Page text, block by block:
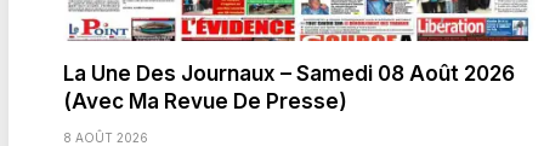
La Une Des Journaux – Samedi 08 Août 2026
(Avec Ma Revue De Presse)
8 AOÛT 2026